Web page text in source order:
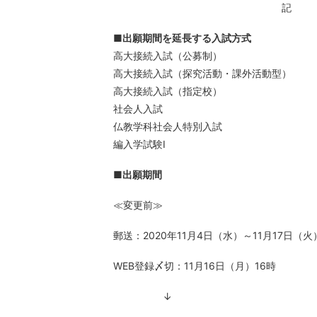
メディア表現学科
放送・映像メディアコース
アート&エンターテインメントワー
記
■出願期間を延長する入試方式
高大接続入試（公募制）
高大接続入試（探究活動・課外活動型）
高大接続入試（指定校）
社会人入試
仏教学科社会人特別入試
編入学試験Ⅰ
■出願期間
≪変更前≫
郵送：2020年11月4日（水）～11月17日（火
WEB登録〆切：11月16日（月）16時
↓